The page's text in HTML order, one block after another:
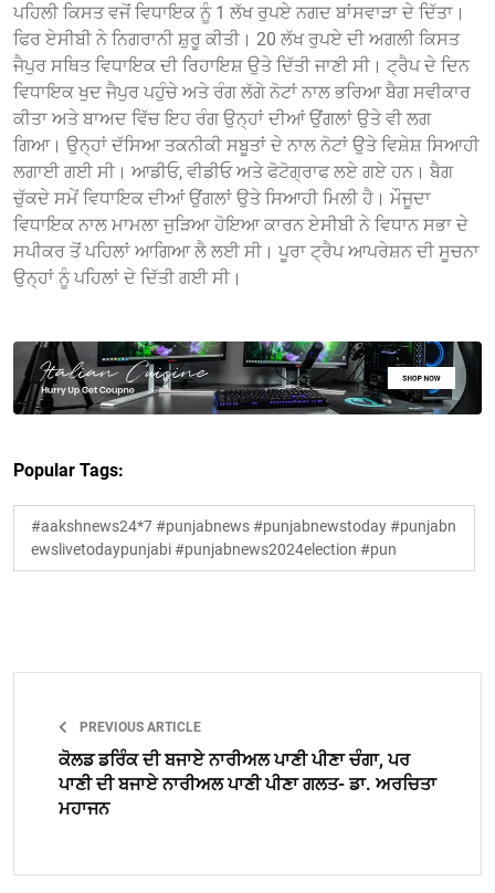
ਪਹਿਲੀ ਕਿਸਤ ਵਜੋਂ ਵਿਧਾਇਕ ਨੂੰ 1 ਲੱਖ ਰੁਪਏ ਨਗਦ ਬਾਂਸਵਾੜਾ ਦੇ ਦਿੱਤਾ।
ਫਿਰ ਏਸੀਬੀ ਨੇ ਨਿਗਰਾਨੀ ਸ਼ੁਰੂ ਕੀਤੀ। 20 ਲੱਖ ਰੁਪਏ ਦੀ ਅਗਲੀ ਕਿਸਤ
ਜੈਪੁਰ ਸਥਿਤ ਵਿਧਾਇਕ ਦੀ ਰਿਹਾਇਸ਼ ਉਤੇ ਦਿੱਤੀ ਜਾਣੀ ਸੀ। ਟ੍ਰੈਪ ਦੇ ਦਿਨ
ਵਿਧਾਇਕ ਖੁਦ ਜੈਪੁਰ ਪਹੁੰਚੇ ਅਤੇ ਰੰਗ ਲੱਗੇ ਨੋਟਾਂ ਨਾਲ ਭਰਿਆ ਬੈਗ ਸਵੀਕਾਰ
ਕੀਤਾ ਅਤੇ ਬਾਅਦ ਵਿੱਚ ਇਹ ਰੰਗ ਉਨ੍ਹਾਂ ਦੀਆਂ ਉਂਗਲਾਂ ਉਤੇ ਵੀ ਲਗ
ਗਿਆ। ਉਨ੍ਹਾਂ ਦੱਸਿਆ ਤਕਨੀਕੀ ਸਬੂਤਾਂ ਦੇ ਨਾਲ ਨੋਟਾਂ ਉਤੇ ਵਿਸ਼ੇਸ਼ ਸਿਆਹੀ
ਲਗਾਈ ਗਈ ਸੀ। ਆਡੀਓ, ਵੀਡੀਓ ਅਤੇ ਫੋਟੋਗ੍ਰਾਫ ਲਏ ਗਏ ਹਨ। ਬੈਗ
ਚੁੱਕਦੇ ਸਮੇਂ ਵਿਧਾਇਕ ਦੀਆਂ ਉਂਗਲਾਂ ਉਤੇ ਸਿਆਹੀ ਮਿਲੀ ਹੈ। ਮੌਜੂਦਾ
ਵਿਧਾਇਕ ਨਾਲ ਮਾਮਲਾ ਜੁੜਿਆ ਹੋਇਆ ਕਾਰਨ ਏਸੀਬੀ ਨੇ ਵਿਧਾਨ ਸਭਾ ਦੇ
ਸਪੀਕਰ ਤੋਂ ਪਹਿਲਾਂ ਆਗਿਆ ਲੈ ਲਈ ਸੀ। ਪੂਰਾ ਟ੍ਰੈਪ ਆਪਰੇਸ਼ਨ ਦੀ ਸੂਚਨਾ
ਉਨ੍ਹਾਂ ਨੂੰ ਪਹਿਲਾਂ ਦੇ ਦਿੱਤੀ ਗਈ ਸੀ।
Popular Tags:
#aakshnews24*7 #punjabnews #punjabnewstoday #punjabn
ewslivetodaypunjabi #punjabnews2024election #pun
PREVIOUS ARTICLE
ਕੋਲਡ ਡਰਿੰਕ ਦੀ ਬਜਾਏ ਨਾਰੀਅਲ ਪਾਣੀ ਪੀਣਾ ਚੰਗਾ, ਪਰ
ਪਾਣੀ ਦੀ ਬਜਾਏ ਨਾਰੀਅਲ ਪਾਣੀ ਪੀਣਾ ਗਲਤ- ਡਾ. ਅਰਚਿਤਾ
ਮਹਾਜਨ